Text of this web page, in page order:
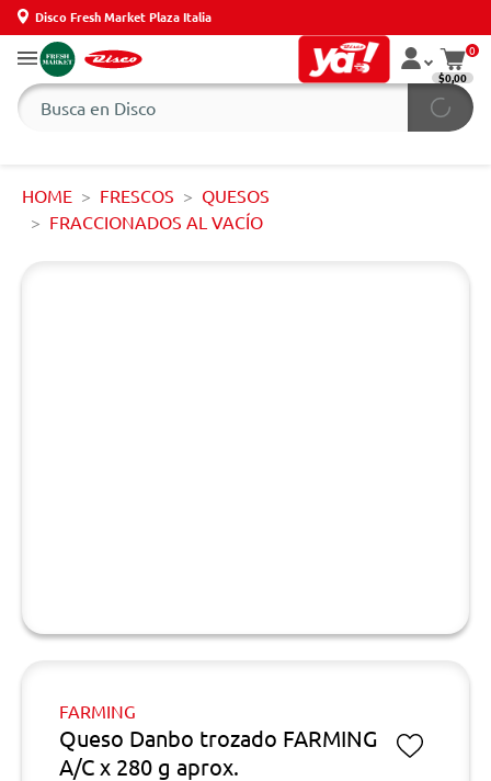
Disco Fresh Market Plaza Italia
0
$0,00
HOME FRESCOS
QUESOS
FRACCIONADOS AL VACÍO
FARMING
Queso Danbo trozado FARMING
A/C x 280 g aprox.